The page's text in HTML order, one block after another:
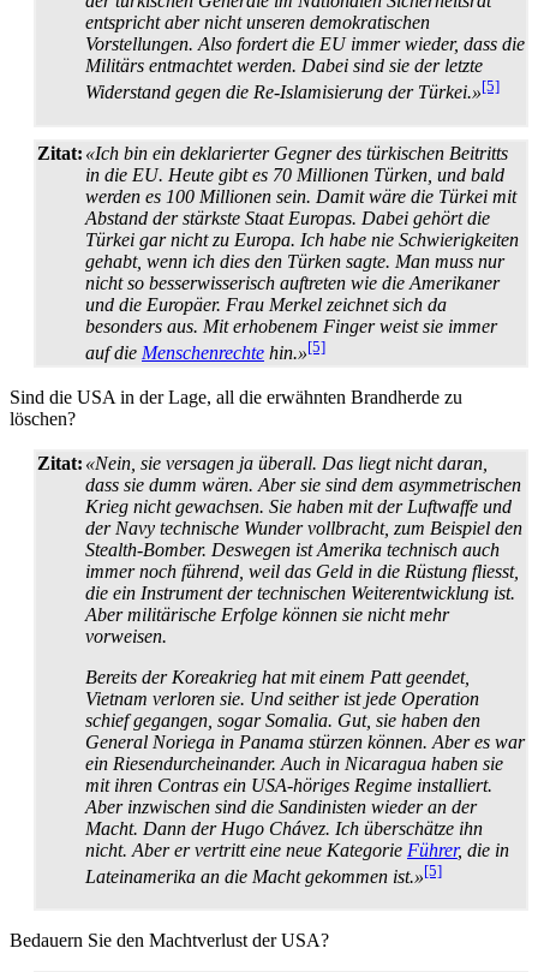
entspricht aber nicht unseren demokratischen
Vorstellungen. Also fordert die EU immer wieder, dass die
Militärs entmachtet werden. Dabei sind sie der letzte
Widerstand gegen die Re-Islamisierung der Türkei.»[5]
Zitat: «Ich bin ein deklarierter Gegner des türkischen Beitritts
in die EU. Heute gibt es 70 Millionen Türken, und bald
werden es 100 Millionen sein. Damit wäre die Türkei mit
Abstand der stärkste Staat Europas. Dabei gehört die
Türkei gar nicht zu Europa. Ich habe nie Schwierigkeiten
gehabt, wenn ich dies den Türken sagte. Man muss nur
nicht so besser­wisserisch auftreten wie die Amerikaner
und die Europäer. Frau Merkel zeichnet sich da
besonders aus. Mit erhobenem Finger weist sie immer
auf die Menschenrechte hin.»[5]
Sind die USA in der Lage, all die erwähnten Brandherde zu
löschen?
Zitat: «Nein, sie versagen ja überall. Das liegt nicht daran,
dass sie dumm wären. Aber sie sind dem asymmetrischen
Krieg nicht gewachsen. Sie haben mit der Luftwaffe und
der Navy technische Wunder vollbracht, zum Beispiel den
Stealth-Bomber. Deswegen ist Amerika technisch auch
immer noch führend, weil das Geld in die Rüstung fliesst,
die ein Instrument der technischen Weiter­entwicklung ist.
Aber militärische Erfolge können sie nicht mehr
vorweisen.
Bereits der Koreakrieg hat mit einem Patt geendet,
Vietnam verloren sie. Und seither ist jede Operation
schief gegangen, sogar Somalia. Gut, sie haben den
General Noriega in Panama stürzen können. Aber es war
ein Riesen­durch­einander. Auch in Nicaragua haben sie
mit ihren Contras ein USA-höriges Regime installiert.
Aber inzwischen sind die Sandinisten wieder an der
Macht. Dann der Hugo Chávez. Ich überschätze ihn
nicht. Aber er vertritt eine neue Kategorie Führer, die in
Lateinamerika an die Macht gekommen ist.»[5]
Bedauern Sie den Machtverlust der USA?